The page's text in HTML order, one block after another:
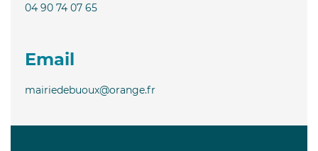
04 90 74 07 65
Email
mairiedebuoux@orange.fr